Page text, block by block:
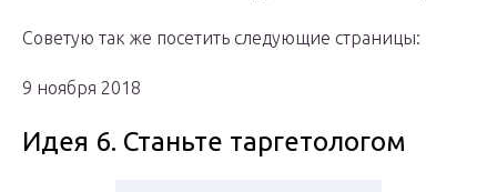
Советую так же посетить следующие страницы:
9 ноября 2018
Идея 6. Станьте таргетологом